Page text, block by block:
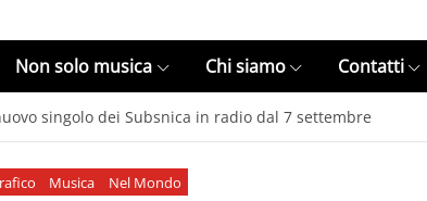
Non solo musica Chi siamo Contatti
singolo dei Subsnica in radio dal 7 settembre
Musica Nel Mondo